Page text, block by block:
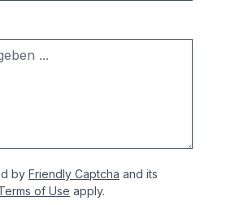
Hersteller):- Kästen aus
Stahl (verfombar
chromfrei
erhalten alle
by Friendly Captcha and its
of Use apply.